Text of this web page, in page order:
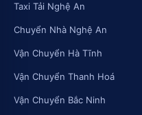
Taxi Tải Nghệ An
Chuyển Nhà Nghệ An
Vận Chuyển Hà Tĩnh
Vận Chuyển Thanh Hoá
Vận Chuyển Bắc Ninh